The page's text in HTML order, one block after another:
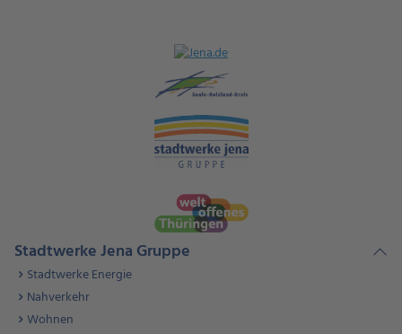
Stadtwerke Jena Gruppe
Stadtwerke Energie
Nahverkehr
Wohnen